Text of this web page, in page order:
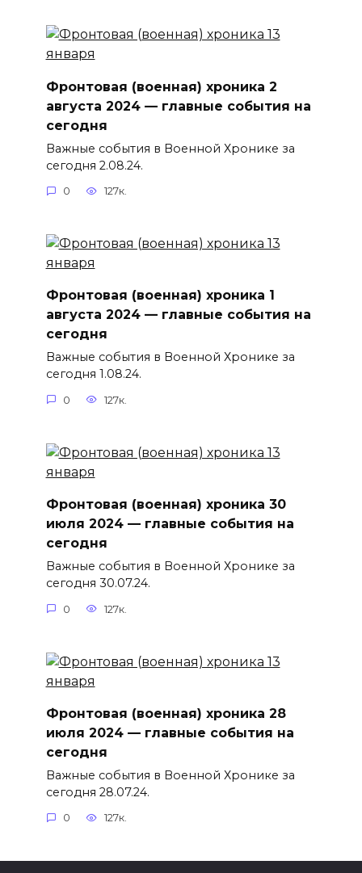
Фронтовая (военная) хроника 2
августа 2024 — главные события на
сегодня
Важные события в Военной Хронике за
сегодня 2.08.24.
0 127к.
Фронтовая (военная) хроника 1
августа 2024 — главные события на
сегодня
Важные события в Военной Хронике за
сегодня 1.08.24.
0 127к.
Фронтовая (военная) хроника 30
июля 2024 — главные события на
сегодня
Важные события в Военной Хронике за
сегодня 30.07.24.
0 127к.
Фронтовая (военная) хроника 28
июля 2024 — главные события на
сегодня
Важные события в Военной Хронике за
сегодня 28.07.24.
0 127к.